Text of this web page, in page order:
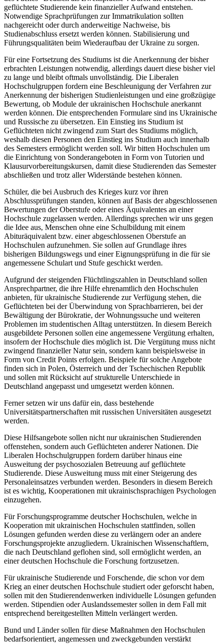
geflüchtete Studierende kein finanzieller Aufwand entstehen.
Notwendige Sprachprüfungen zur Immatrikulation sollten
nachgereicht oder durch anderweitige Nachweise, bis
Studienabschluss ersetzt werden können. Stabilisierung und
Führungsqualitäten beim Wiederaufbau der Ukraine zu sorgen.
Für eine Fortsetzung des Studiums ist die Anerkennung der bisher
erbrachten Leistungen notwendig, allerdings dauert diese bisher viel
zu lange und bleibt oftmals unvollständig. Die Liberalen
Hochschulgruppen fordern eine Beschleunigung der Verfahren zur
Anerkennung der bisherigen Studienleistungen und eine großzügige
Bewertung, ob Module der ukrainischen Hochschule anerkannt
werden können. Die entsprechenden Formulare sind ins Ukrainische
und Russische zu übersetzen. Ein Einstieg ins Studium ist
Geflüchteten nicht zwingend zum Start des Studiums möglich,
weshalb diesen Personen den Einstieg ins Studium auch innerhalb
des Semesters ermöglicht werden soll. Wir bitten Hochschulen um
die Einrichtung von Sonderangeboten in Form von Tutorien und
Klausurvorbereitungskursen, damit diese Studierenden das Semester
abschließen und trotz aller Widerstände bestehen können.
Schüler, die bei Ausbruch des Krieges kurz vor ihren
Abschlussprüfungen standen, können auf Basis der abgeschlossenen
Bewertungen der Oberstufe oder eines Äquivalentes an einer
Hochschule zugelassen werden. Allerdings sprechen wir uns gegen
die Idee aus, Menschen ohne eine Schulbildung mit einem
Abituräquivalent bzw. einer abgeschlossenen Oberstufe an
Hochschulen aufzunehmen. Sie sollen auf Grundlage ihres
bisherigen Bildungswegs und einer Eignungsprüfung in die für sie
angemessene Schulart und Stufe geschickt werden.
Aufgrund der steigenden Flüchtlingszahlen in Deutschland sollen
Ansprechpartner, die ihre Hilfe ehrenamtlich den Hochschulen
anbieten, für ukrainische Studierende zur Verfügung stehen, die
Geflüchteten bei der Überwindung von Sprachbarrieren, bei der
Bewältigung der Bürokratie, der Wohnungssuche und weiteren
Problemen im studentischen Alltag unterstützen. In diesem Bereich
ausgebildete Personen sollen eine angemessene Vergütung erhalten,
insofern der Hochschule dies möglich ist. Die Vergütung muss nicht
zwingend finanzieller Natur sein, sondern kann beispielsweise in
Form von Credit Points erfolgen. Beispiele für solche Angebote
finden sich in Polen, Österreich und der Tschechischen Republik
und sollen mit Rücksicht auf strukturelle Unterschiede in
Deutschland angepasst und umgesetzt werden können.
Ferner setzen wir uns dafür ein, dass bestehende
Universitätspartnerschaften mit russischen Universitäten ausgesetzt
werden.
Diese Hilfsangebote sollen nicht nur ukrainischen Studierenden
offenstehen, sondern auch Geflüchteten anderer Nationen. Die
Liberalen Hochschulgruppen fordern darüber hinaus eine
Ausweitung der psychosozialen Betreuung auf geflüchtete
Studierende. Diese Ausweitung muss mit einer Steigerung des
Personaleinsatzes verbunden werden. Besonders in diesem Bereich
ist es wichtig, Kooperationen mit ukrainischsprachigen Psychologen
einzugehen.
Für Forschungsprogramme deutscher Hochschulen, welche in
Kooperation mit ukrainischen Hochschulen stattfinden, sollen
Lösungen gefunden werden diese zu verlängern oder an andere
Forschungsprojekte anzugliedern. Ukrainischen Wissenschaftlern,
die nach Deutschland geflohen sind, soll ermöglicht werden, an
einer deutschen Hochschule die Forschung fortzusetzen.
Für ukrainische Studierende und Forschende, die schon vor dem
Krieg an einer deutschen Hochschule studiert oder geforscht haben,
sollen mit den Studierendenwerken individuelle Lösungen gefunden
werden. Stipendien oder Auslandssemester sollen in dem Fall mit
entsprechend bereitgestellten Mitteln verlängert werden.
Bund und Länder sollen für diese Maßnahmen den Hochschulen
bedarfsorientiert, angemessen und zweckgebunden verstärkt